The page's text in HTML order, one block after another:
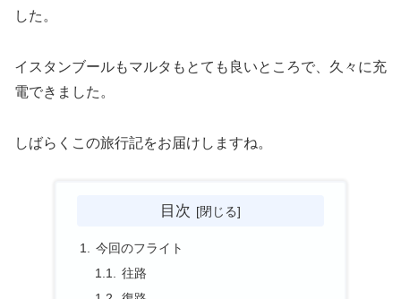
した。
イスタンブールもマルタもとても良いところで、久々に充
電できました。
しばらくこの旅行記をお届けしますね。
目次
今回のフライト
往路